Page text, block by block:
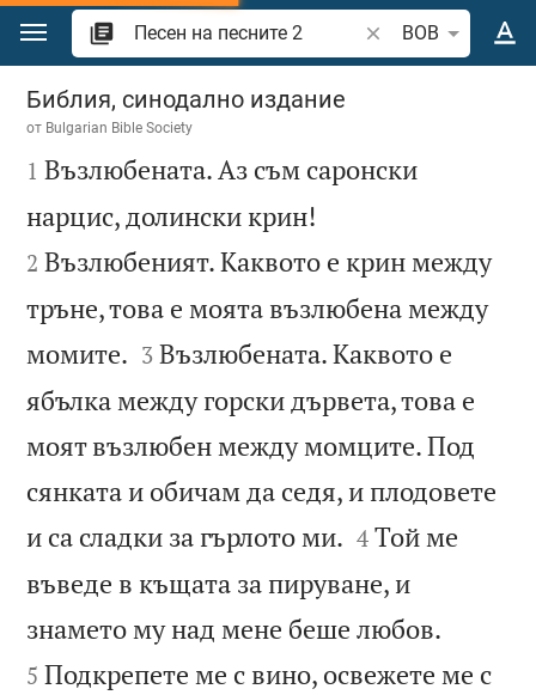
Преминете към съдържанието
Търсете стих или
BOB
Песен на песните 2
Библия, синодално издание
от Bulgarian Bible Society

1 Възлюбената. Аз съм саронски
нарцис, долински крин!
2 Възлюбеният. Каквото е крин между
тръне, това е моята възлюбена между
момите. 

3 Възлюбената. Каквото е
ябълка между горски дървета, това е
моят възлюбен между момците. Под
сянката и обичам да седя, и плодовете
и са сладки за гърлото ми. 

4 Той ме
въведе в къщата за пируване, и
знамето му над мене беше любов.
5 Подкрепете ме с вино, освежете ме с